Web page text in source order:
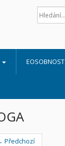
EOSOBNOST
Předchozí